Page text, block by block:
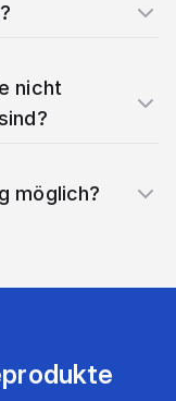
nicht
möglich?